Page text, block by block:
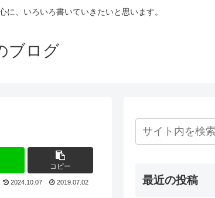
、いろいろ書いていきたいと思います。
ブログ
コピー
2024.10.07 2019.07.02 最近の投稿